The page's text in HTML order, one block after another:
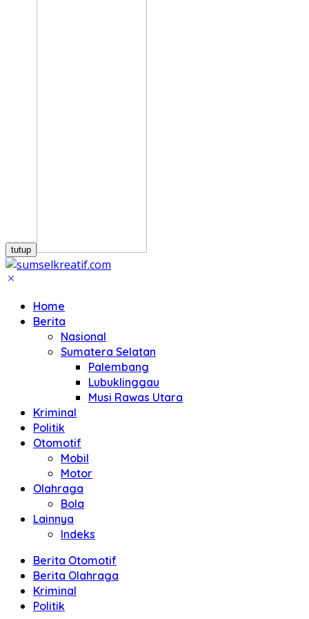
tutup
Home
Berita
Nasional
Sumatera Selatan
Palembang
Lubuklinggau
Musi Rawas Utara
Kriminal
Politik
Otomotif
Mobil
Motor
Olahraga
Bola
Lainnya
Indeks
Berita Otomotif
Berita Olahraga
Kriminal
Politik